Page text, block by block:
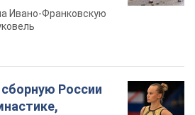
Ивано-Франковскую
России